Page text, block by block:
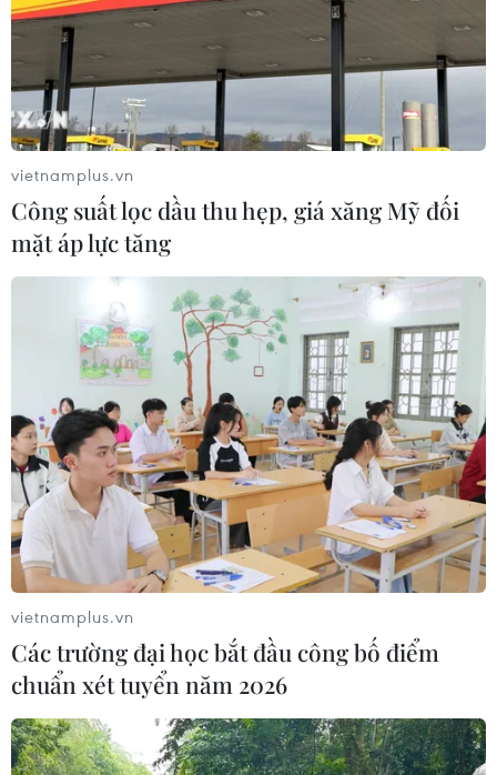
vietnamplus.vn
Công suất lọc dầu thu hẹp, giá xăng Mỹ đối
mặt áp lực tăng
vietnamplus.vn
Các trường đại học bắt đầu công bố điểm
chuẩn xét tuyển năm 2026